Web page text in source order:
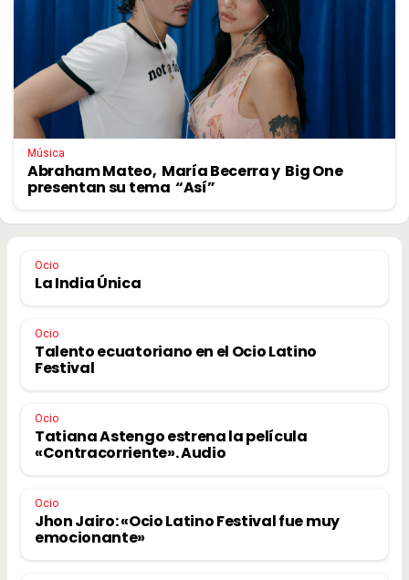
Música
Abraham Mateo, María Becerra y Big One
presentan su tema “Así”
Ocio
La India Única
Ocio
Talento ecuatoriano en el Ocio Latino
Festival
Ocio
Tatiana Astengo estrena la película
«Contracorriente». Audio
Ocio
Jhon Jairo: «Ocio Latino Festival fue muy
emocionante»